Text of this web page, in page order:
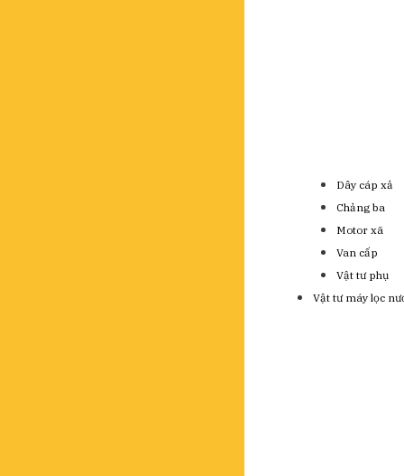
Dây cáp xả
Chảng ba
Motor xã
Van cấp
Vật tư phụ
Vật tư máy lọc